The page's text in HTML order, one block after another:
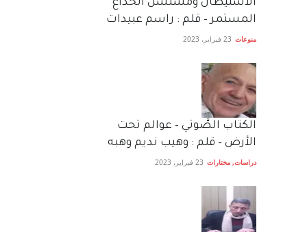
الاستيطان ومسلسل الخداع
المستمر – قلم : راسم عبيدات
منوعات 23 فبراير، 2023
الكتاب الصَّوتي – عوالم تحت
الأرض – قلم : وهيب نديم وهبه
دراسات, مختارات 23 فبراير، 2023